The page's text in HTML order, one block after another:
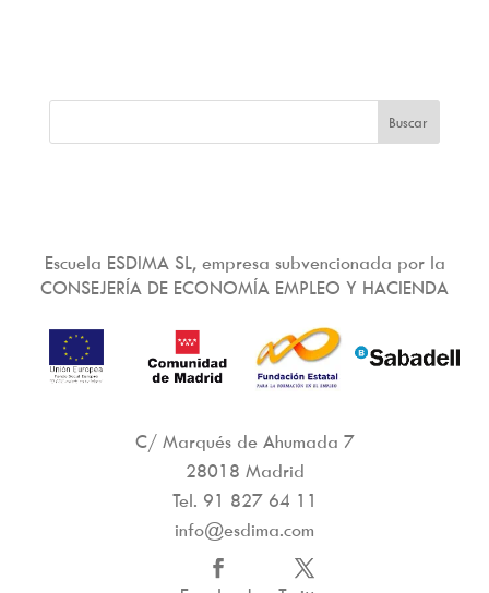
Escuela ESDIMA SL, empresa subvencionada por la
CONSEJERÍA DE ECONOMÍA EMPLEO Y HACIENDA
C/ Marqués de Ahumada 7
28018 Madrid
Tel. 91 827 64 11
info@esdima.com